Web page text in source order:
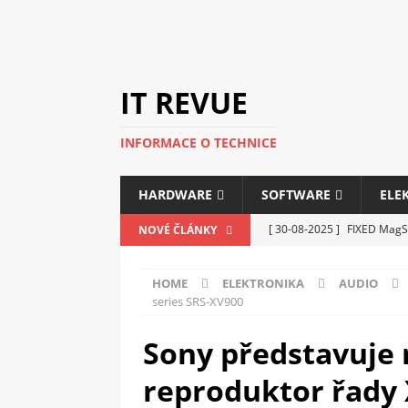
IT REVUE
INFORMACE O TECHNICE
HARDWARE SOFTWARE
NOVÉ ČLÁNKY [ 30-08-2025 ] FIXED
[ 14-05-2025 ] Genius na
[ 12-05-2025 ] Nová řada
C5100 a 6100
PERIFERIE
HOME ELEKTRONIKA AUDIO
series SRS-XV900
Sony
reproduktor řady